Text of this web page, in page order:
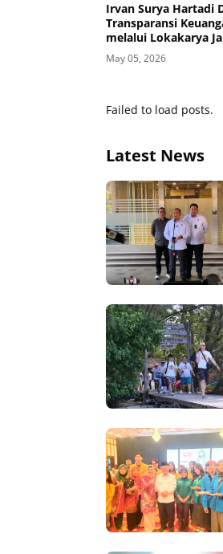
Irvan Surya Hartadi
Transparansi
melalui Lokakarya
Desa
May 05, 2026
Failed to load posts.
Latest News